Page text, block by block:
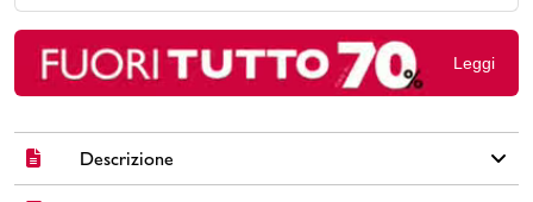
Leggi
Descrizione